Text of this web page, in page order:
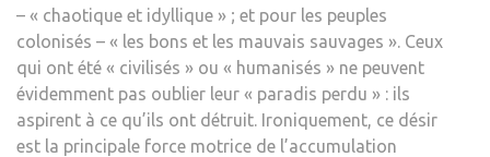
– « chaotique et idyllique » ; et pour les peuples
colonisés – « les bons et les mauvais sauvages ». Ceux
qui ont été « civilisés » ou « humanisés » ne peuvent
évidemment pas oublier leur « paradis perdu » : ils
aspirent à ce qu’ils ont détruit. Ironiquement, ce désir
est la principale force motrice de l’accumulation